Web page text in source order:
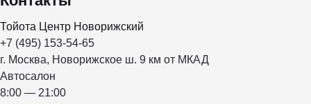
Тойота Центр Новорижский
+7 (495) 153-54-65
г. Москва, Новорижское ш. 9 км от МКАД
Автосалон
8:00 — 21:00